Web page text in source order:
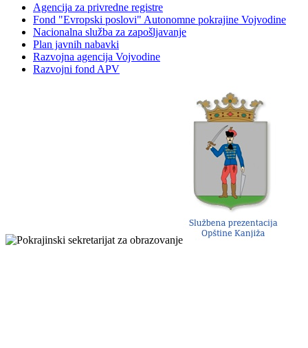
Agencija za privredne registre
Fond "Evropski poslovi" Autonomne pokrajine Vojvodine
Nacionalna služba za zapošljavanje
Plan javnih nabavki
Razvojna agencija Vojvodine
Razvojni fond APV